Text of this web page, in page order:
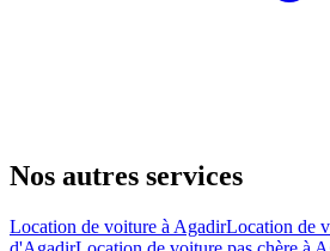
Nos autres services
Location de voiture à AgadirLocation de